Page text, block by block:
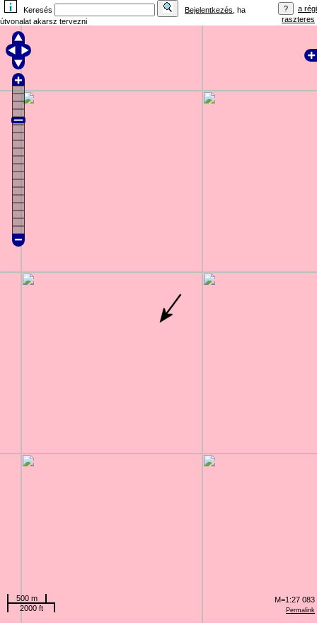
Keresés Bejelentkezés , ha
útvonalat akarsz tervezni
a régi
raszteres
Permalink
500 m
2000 ft
M=1:27 083